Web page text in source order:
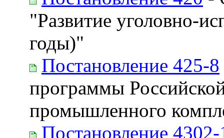
"Развитие уголовно-
годы)"
Постановление 425-8
программы
промышленного
Постановление 4302-